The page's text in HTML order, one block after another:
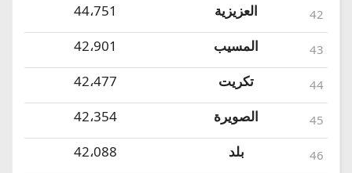
42 العزيزية 44،751
43 المسيب 42،901
44 تكريت 42،477
45 الصويرة 42،354
46 بلد 42،088